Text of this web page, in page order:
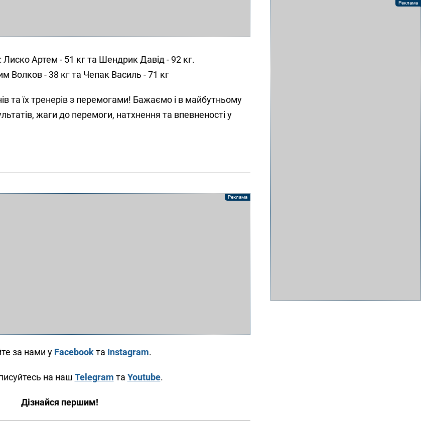
Лиско Артем - 51 кгта Шендрик Давід - 92 кг.
Волков - 38 кг та Чепак Василь - 71 кг
та їх тренерів з перемогами! Бажаємо і в майбутньому
жаги до перемоги, натхнення та впевненості у
за нами у Facebookта Instagram.
на наш Telegram та Youtube.
Дізнайся першим!